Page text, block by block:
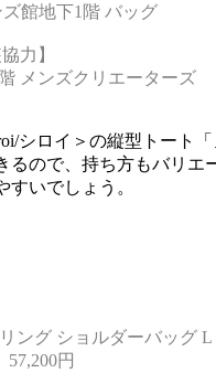
館地下1階 バッグ
力】
メンズクリエーターズ
シロイ＞の縦型トート
ので、持ち方もバリ
いでしょう。
ング ショルダーバッグ L
57,200円